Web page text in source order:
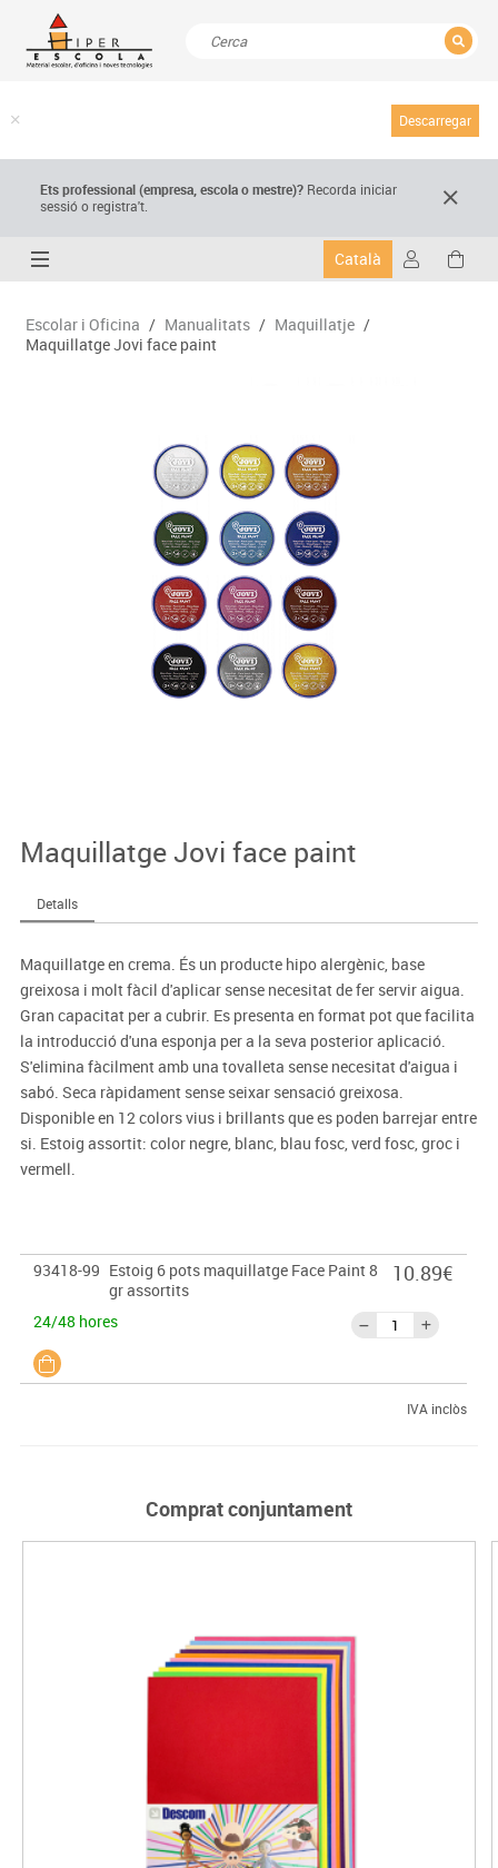
Descarregar
Ets professional (empresa,escola o mestre)? Recorda iniciar
sessió o registra't.
Català
Escolar i Oficina / Manualitats / Maquillatje /
Maquillatge Jovi face paint
Maquillatge Jovi face paint
Detalls
Maquillatge en crema. És un producte hipo alergènic, base
greixosa i molt fàcil d'aplicar sense necesitat de fer servir aigua.
Gran capacitat per a cubrir. Es presenta en format pot que facilita
la introducció d'una esponja per a la seva posterior aplicació.
S'elimina fàcilment amb una tovalleta sense necesitat d'aigua i
sabó. Seca ràpidament sense seixar sensació greixosa.
Disponible en 12 colors vius i brillants que es poden barrejar entre
si. Estoig assortit: color negre, blanc, blau fosc, verd fosc, groc i
vermell.
93418-99 Estoig 6 pots maquillatge Face Paint 8
gr assortits
24/48 hores
10.89€
IVA inclòs
Comprat conjuntament